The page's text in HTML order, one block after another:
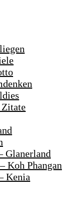
Phangan